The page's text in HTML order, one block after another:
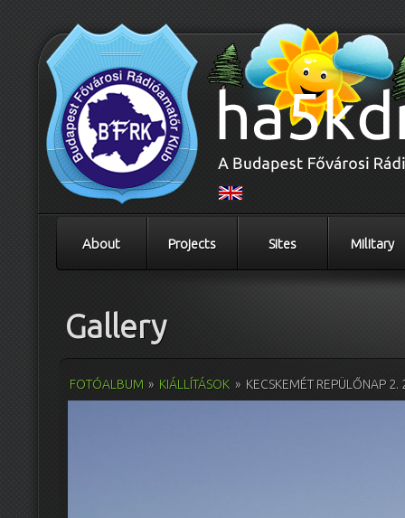
About Projects Sites Military
Gallery
FOTÓALBUM » KIÁLLÍTÁSOK » KECSKEMÉT REPÜLŐNAP 2.